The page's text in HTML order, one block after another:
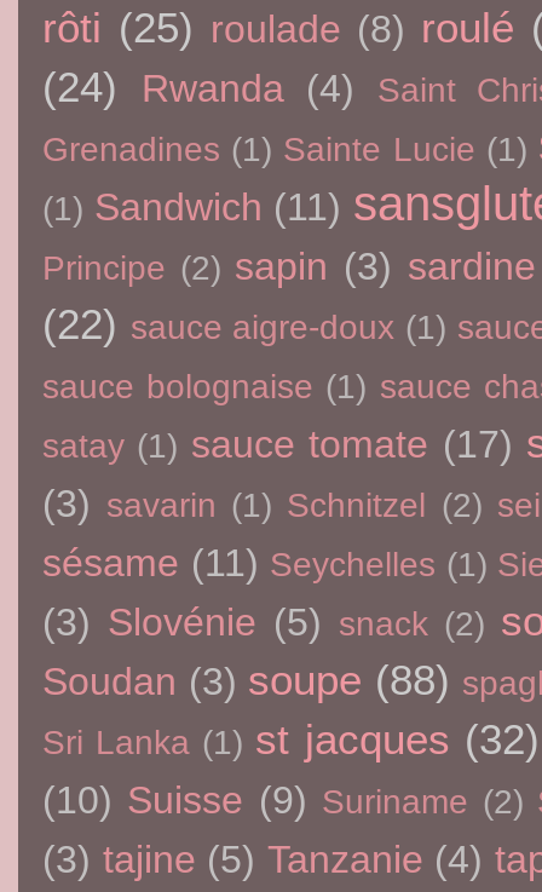
rôti (25) roulade (8) roulé
(24)
Rwanda (4)
Saint
Grenadines (1) Sainte Lucie (1)
(1) Sandwich (11)
Principe (2) sapin (3) sardine
(22) sauce aigre-doux (1)
sauce bolognaise (1) sauce
satay (1) sauce tomate (17)
(3) savarin (1) Schnitzel (2)
sésame (11) Seychelles (1)
(3) Slovénie (5) snack (2)
Soudan (3) soupe (88)
Sri Lanka (1) st jacques (32)
(10) Suisse (9) Suriname (2)
(3) tajine (5) Tanzanie (4)